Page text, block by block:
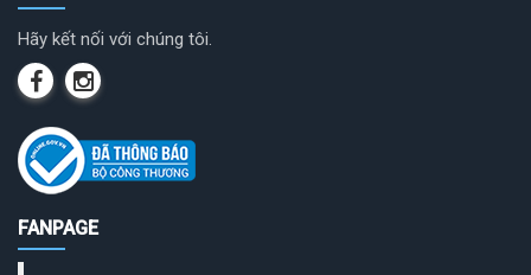
Hãy kết nối với chúng tôi.
FANPAGE